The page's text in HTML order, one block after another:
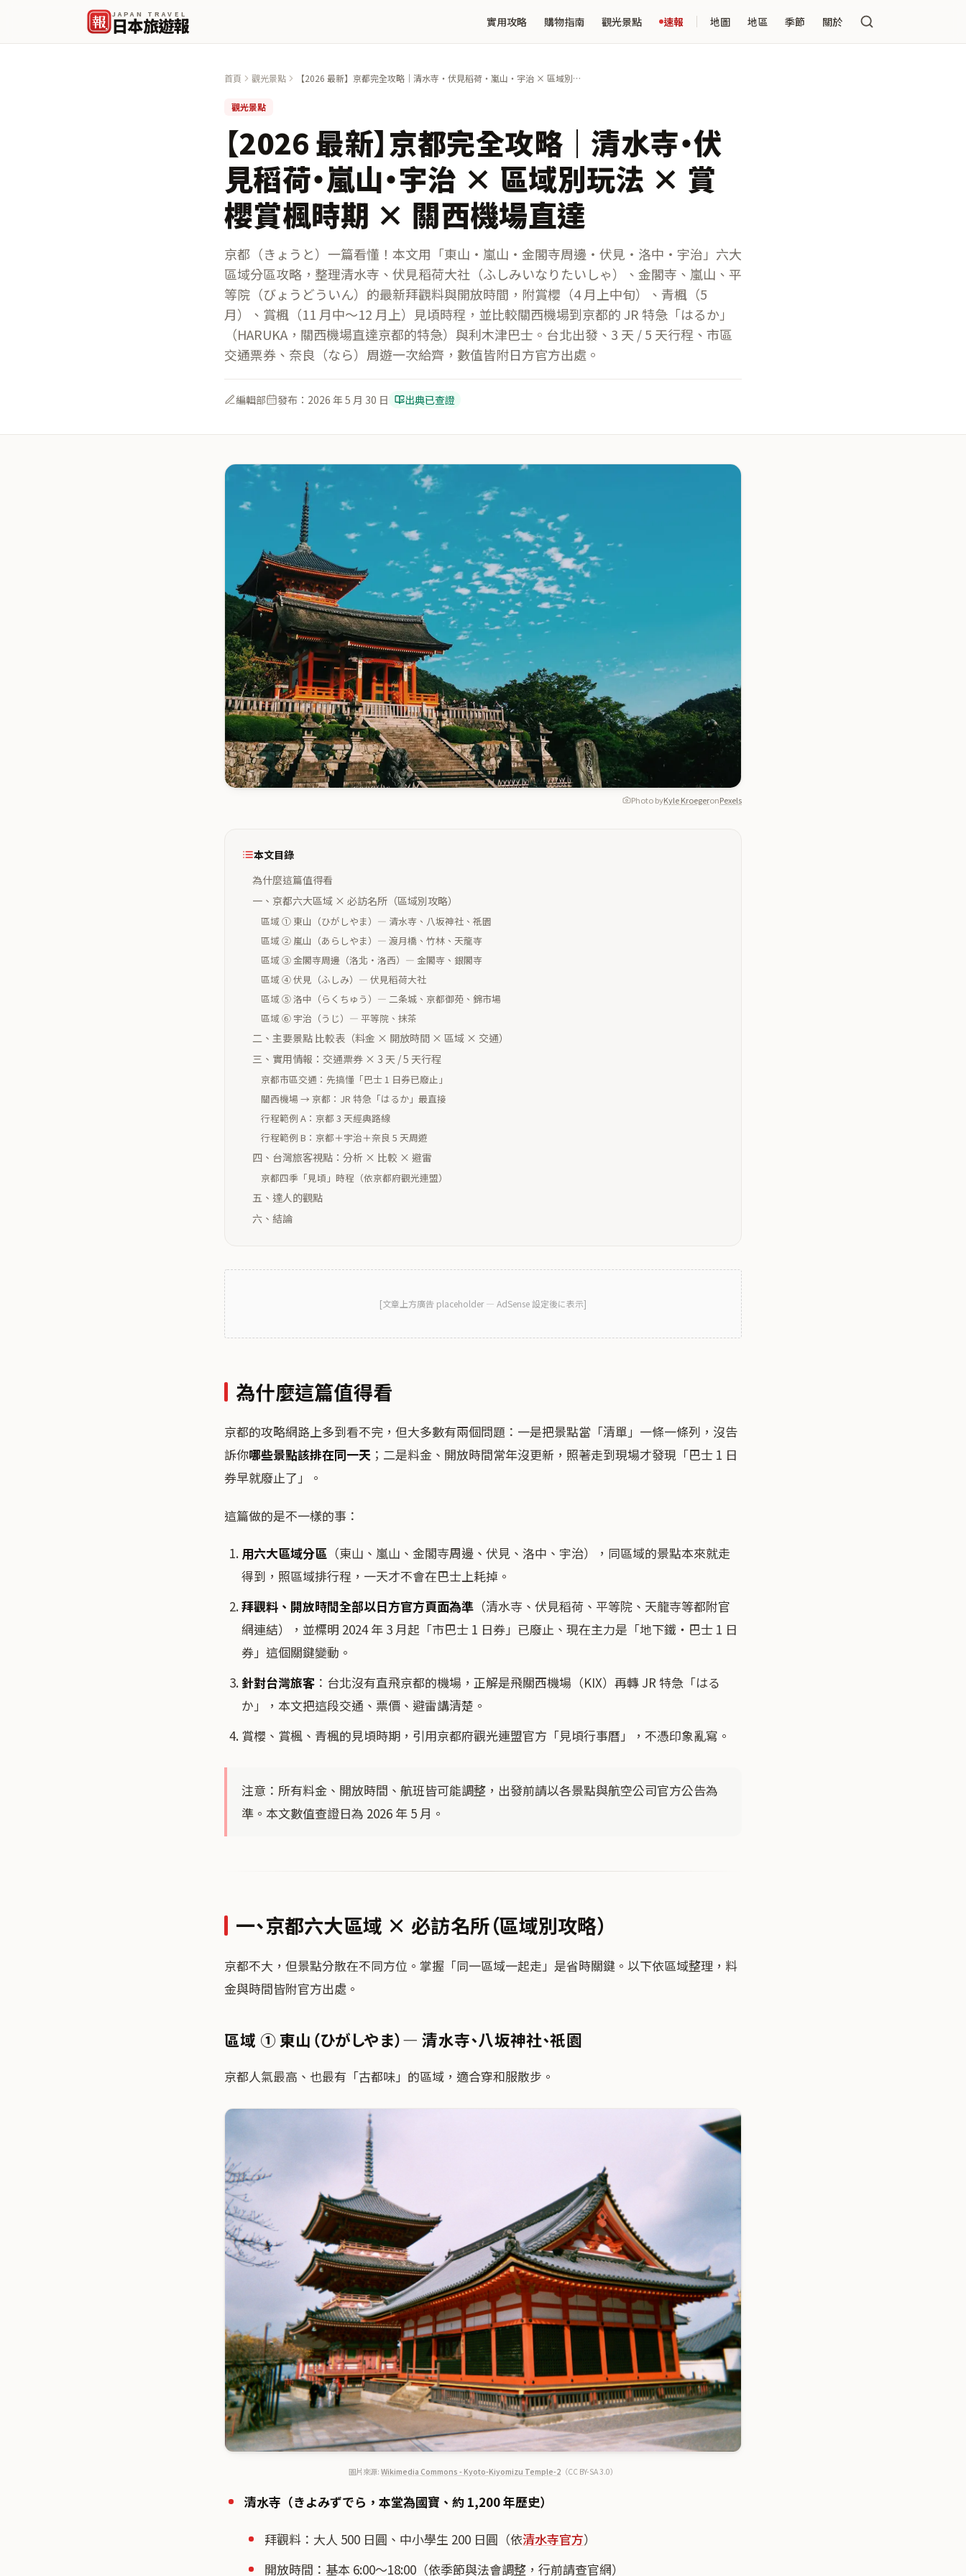
報 JAPAN TRAVEL
日本旅遊報 實用攻略 購物指南 觀光景點 速報 地圖 地區 季節 關於
首頁 觀光景點
【2026 最新】京都完全攻略｜清水寺・伏見稻荷・嵐山・宇治 × 區域別
觀光景點
【2026 最新】京都完全攻略｜清水寺・伏
見稻荷・嵐山・宇治 × 區域別玩法 × 賞
櫻賞楓時期 × 關西機場直達
京都（きょうと）一篇看懂！本文用「東山・嵐山・金閣寺周邊・伏見・洛中・宇治」六大
區域分區攻略，整理清水寺、伏見稻荷大社（ふしみいなりたいしゃ）、金閣寺、嵐山、平
等院（びょうどういん）的最新拜觀料與開放時間，附賞櫻（4 月上中旬）、青楓（5
月）、賞楓（11 月中～12 月上）見頃時程，並比較關西機場到京都的 JR 特急「はるか」
（HARUKA，關西機場直達京都的特急）與利木津巴士。台北出發、3 天 / 5 天行程、市區
交通票券、奈良（なら）周遊一次給齊，數值皆附日方官方出處。
編輯部 發布： 2026 年 5 月 30 日 出典已查證
Photo byKyle KroegeronPexels
本文目錄
為什麼這篇值得看
一、京都六大區域 × 必訪名所（區域別攻略）
區域 ① 東山（ひがしやま）— 清水寺、八坂神社、祇園
區域 ② 嵐山（あらしやま）— 渡月橋、竹林、天龍寺
區域 ③ 金閣寺周邊（洛北・洛西）— 金閣寺、銀閣寺
區域 ④ 伏見（ふしみ）— 伏見稻荷大社
區域 ⑤ 洛中（らくちゅう）— 二条城、京都御苑、錦市場
區域 ⑥ 宇治（うじ）— 平等院、抹茶
二、主要景點 比較表（料金 × 開放時間 × 區域 × 交通）
三、實用情報：交通票券 × 3 天 / 5 天行程
京都市區交通：先搞懂「巴士 1 日券已廢止」
關西機場 → 京都：JR 特急「はるか」最直接
行程範例 A：京都 3 天經典路線
行程範例 B：京都＋宇治＋奈良 5 天周遊
四、台灣旅客視點：分析 × 比較 × 避雷
京都四季「見頃」時程（依京都府觀光連盟）
五、達人的觀點
六、結論
[文章上方廣告 placeholder — AdSense 設定後に表示]
為什麼這篇值得看
京都的攻略網路上多到看不完，但大多數有兩個問題：一是把景點當「清單」一條一條列，沒告
訴你哪些景點該排在同一天 ；二是料金、開放時間常年沒更新，照著走到現場才發現「巴士 1 日
券早就廢止了」。
這篇做的是不一樣的事：
用六大區域分區 （東山、嵐山、金閣寺周邊、伏見、洛中、宇治），同區域的景點本來就走
得到，照區域排行程，一天才不會在巴士上耗掉。
拜觀料、開放時間全部以日方官方頁面為準 （清水寺、伏見稻荷、平等院、天龍寺等都附官
網連結），並標明 2024 年 3 月起「市巴士 1 日券」已廢止、現在主力是「地下鐵・巴士 1 日
券」這個關鍵變動。
針對台灣旅客 ：台北沒有直飛京都的機場，正解是飛關西機場（KIX）再轉 JR 特急「はる
か」，本文把這段交通、票價、避雷講清楚。
賞櫻、賞楓、青楓的見頃時期，引用京都府觀光連盟官方「見頃行事曆」，不憑印象亂寫。
注意：所有料金、開放時間、航班皆可能調整，出發前請以各景點與航空公司官方公告為
準。本文數值查證日為 2026 年 5 月。
一、京都六大區域 × 必訪名所（區域別攻略）
京都不大，但景點分散在不同方位。掌握「同一區域一起走」是省時關鍵。以下依區域整理，料
金與時間皆附官方出處。
區域 ① 東山（ひがしやま）— 清水寺、八坂神社、祇園
京都人氣最高、也最有「古都味」的區域，適合穿和服散步。
圖片來源: Wikimedia Commons - Kyoto-Kiyomizu Temple-2 （CC BY-SA 3.0）
清水寺（きよみずでら，本堂為國寶、約 1,200 年歷史）
拜觀料：大人 500 日圓、中小學生 200 日圓（依清水寺官方）
開放時間：基本 6:00～18:00（依季節與法會調整，行前請查官網）